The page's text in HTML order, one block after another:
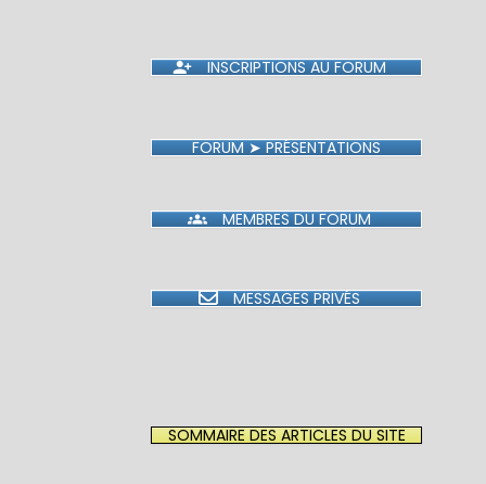
INSCRIPTIONS AU FORUM
FORUM ➤ PRÉSENTATIONS
MEMBRES DU FORUM
MESSAGES PRIVÉS
SOMMAIRE DES ARTICLES DU SITE